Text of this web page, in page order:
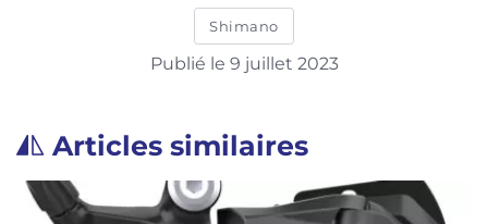
Shimano
Publié le 9 juillet 2023
Articles similaires